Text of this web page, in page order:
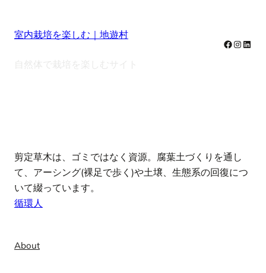
室内栽培を楽しむ｜地遊村
自然体で栽培を楽しむサイト
Facebook
剪定草木は、ゴミではなく資源。腐葉土づくりを通し
て、アーシング(裸足で歩く)や土壌、生態系の回復につ
いて綴っています。
循環人
About